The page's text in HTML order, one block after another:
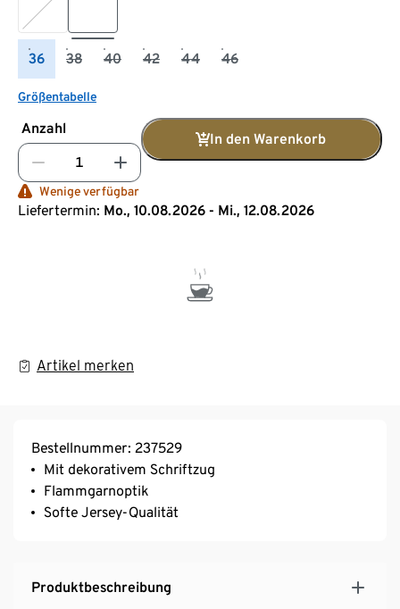
36 38 40 42 44 46
Größentabelle
Anzahl
In den Warenkorb
Wenige verfügbar
Liefertermin: Mo., 10.08.2026 - Mi., 12.08.2026
Artikel merken
Bestellnummer: 237529
Mit dekorativem Schriftzug
Flammgarnoptik
Softe Jersey-Qualität
Produktbeschreibung